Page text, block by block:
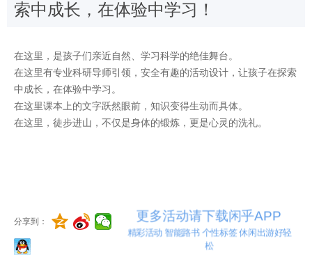
在这里，是孩子们亲近自然、学习科学的绝佳舞台。
在这里有专业科研导师引领，安全有趣的活动设计，让孩子在探索
中成长，在体验中学习。
在这里课本上的文字跃然眼前，知识变得生动而具体。
在这里，徒步进山，不仅是身体的锻炼，更是心灵的洗礼。
索中成长，在体验中学习！
分享到： 更多活动请下载闲乎APP
精彩活动 智能路书 个性标签 休闲出游好轻
松